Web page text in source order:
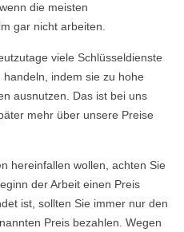
die meisten
gar nicht arbeiten.
viele Schlüsseldienste
indem sie zu hohe
ausnutzen. Das ist bei uns
mehr über unsere Preise
hereinfallen wollen, achten Sie
der Arbeit einen Preis
ist, sollten Sie immer nur den
Preis bezahlen. Wegen